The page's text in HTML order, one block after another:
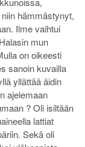
hämmästynyt,
Ilme vaihtui
mun
on oikeesti
sanoin kuvailla
yllättää äidin
ajelemaan
? Oli isiltään
lattiat
Sekä oli